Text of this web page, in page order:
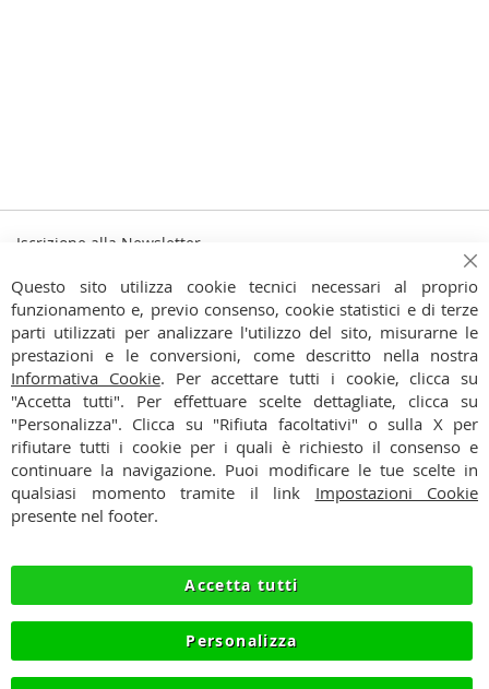
Iscrizione alla Newsletter
alla
nostra
Newsletter:
Iscriviti
Ho preso visione dell'Informativa Privacy
CONTATTI
CONDIZIONI
PAGAMENTI
PRIVACY
RECESSO
COOKIE
Questo sito utilizza cookie tecnici necessari al proprio
funzionamento e, previo consenso, cookie statistici e di terze
parti utilizzati per analizzare l'utilizzo del sito, misurarne le
prestazioni e le conversioni, come descritto nella nostra
Informativa Cookie. Per accettare tutti i cookie, clicca su
"Accetta tutti". Per effettuare scelte dettagliate, clicca su
"Personalizza". Clicca su "Rifiuta facoltativi" o sulla X per
rifiutare tutti i cookie per i quali è richiesto il consenso e
continuare la navigazione. Puoi modificare le tue scelte in
qualsiasi momento tramite il link Impostazioni Cookie
presente nel footer.
Accetta tutti
Personalizza